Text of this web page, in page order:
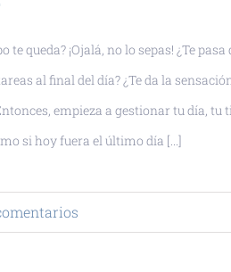
te queda? ¡Ojalá, no lo sepas! ¿Te
al final del día? ¿Te da la
empieza a gestionar tu día, tu
si hoy fuera el último día [...]